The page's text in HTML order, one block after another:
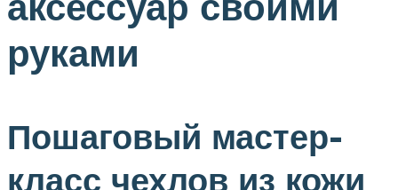
руками
Пошаговый мастер-
класс чехлов из кожи